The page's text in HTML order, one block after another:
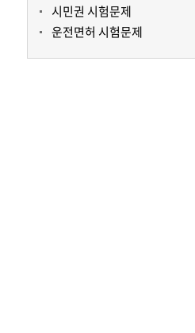
시민권 시험문제
운전면허 시험문제